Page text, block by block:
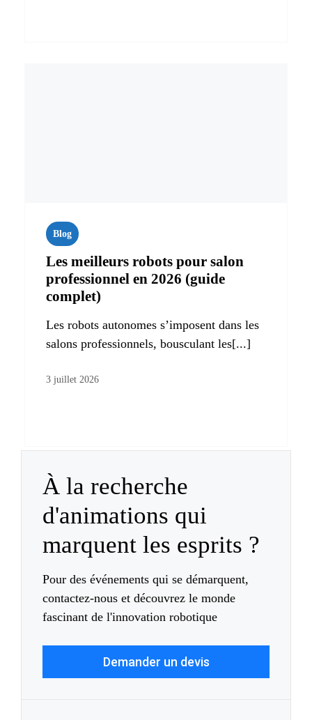
Blog
Les meilleurs robots pour salon
professionnel en 2026 (guide
complet)
Les robots autonomes s’imposent dans les
salons professionnels, bousculant les[...]
3 juillet 2026
À la recherche
d'animations qui
marquent les esprits ?
Pour des événements qui se démarquent,
contactez-nous et découvrez le monde
fascinant de l'innovation robotique
Demander un devis